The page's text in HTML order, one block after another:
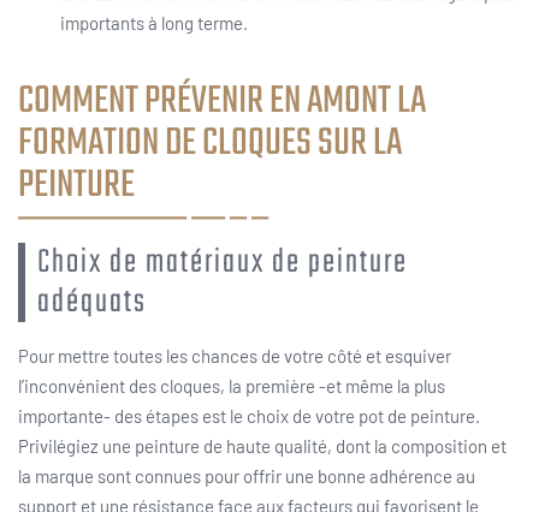
importants à long terme.
COMMENT PRÉVENIR EN AMONT LA
FORMATION DE CLOQUES SUR LA
PEINTURE
Choix de matériaux de peinture
adéquats
Pour mettre toutes les chances de votre côté et esquiver
l’inconvénient des cloques, la première -et même la plus
importante- des étapes est le choix de votre pot de peinture.
Privilégiez une peinture de haute qualité, dont la composition et
la marque sont connues pour offrir une bonne adhérence au
support et une résistance face aux facteurs qui favorisent le